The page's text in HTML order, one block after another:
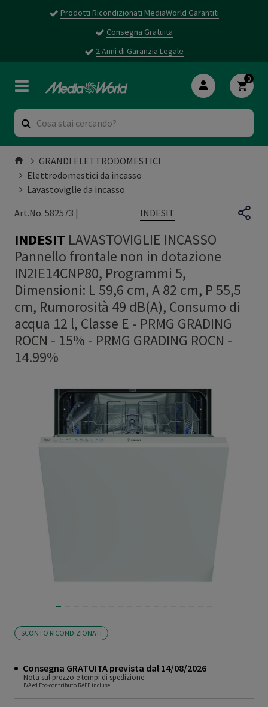
Prodotti Ricondizionati MediaWorld Garantiti
Consegna Gratuita
2 Anni di Garanzia Legale
0
GRANDI ELETTRODOMESTICI
Elettrodomestici da incasso
Lavastoviglie da incasso
Art.No. 582573 |
INDESIT
INDESIT LAVASTOVIGLIE INCASSO
Pannello frontale non in dotazione
IN2IE14CNP80, Programmi 5,
Dimensioni: L 59,6 cm, A 82 cm, P 55,5
cm, Rumorosità 49 dB(A), Consumo di
acqua 12 l, Classe E - PRMG GRADING
ROCN - 15% - PRMG GRADING ROCN -
14.99%
SCONTO RICONDIZIONATI
Consegna GRATUITA prevista dal 14/08/2026
Nota sul prezzo e tempi di spedizione
IVA ed Eco-contributo RAEE incluse